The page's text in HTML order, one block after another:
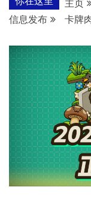
主页
信息发布
卡牌